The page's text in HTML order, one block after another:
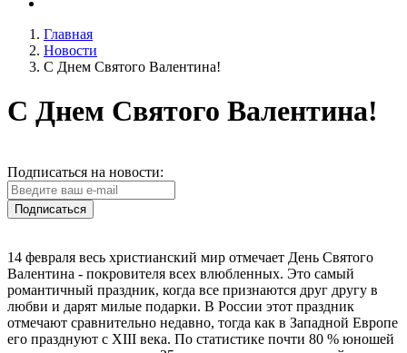
Главная
Новости
С Днем Святого Валентина!
С Днем Святого Валентина!
Подписаться на новости:
Подписаться
14 февраля весь христианский мир отмечает День Святого
Валентина - покровителя всех влюбленных. Это самый
романтичный праздник, когда все признаются друг другу в
любви и дарят милые подарки. В России этот праздник
отмечают сравнительно недавно, тогда как в Западной Европе
его празднуют с XIII века. По статистике почти 80 % юношей